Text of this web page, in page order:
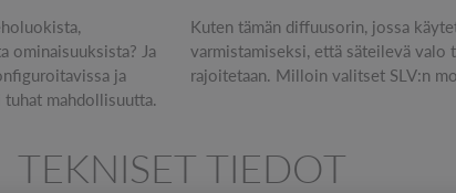
ominaisuuksista? Ja
ja
mahdollisuutta.
sen
ja että valokartiota
rajoitetaan. Milloin valitset SLV:n
TEKNISET TIEDOT